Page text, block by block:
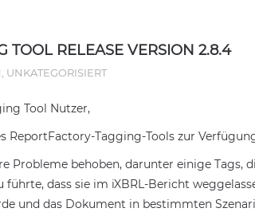
TOOL RELEASE VERSION 2.8.4
UNKATEGORISIERT
Tool Nutzer,
ReportFactory-Tagging-Tools zur
Probleme behoben, darunter einige Tags,
dass sie im iXBRL-Bericht
und das Dokument in bestimmten